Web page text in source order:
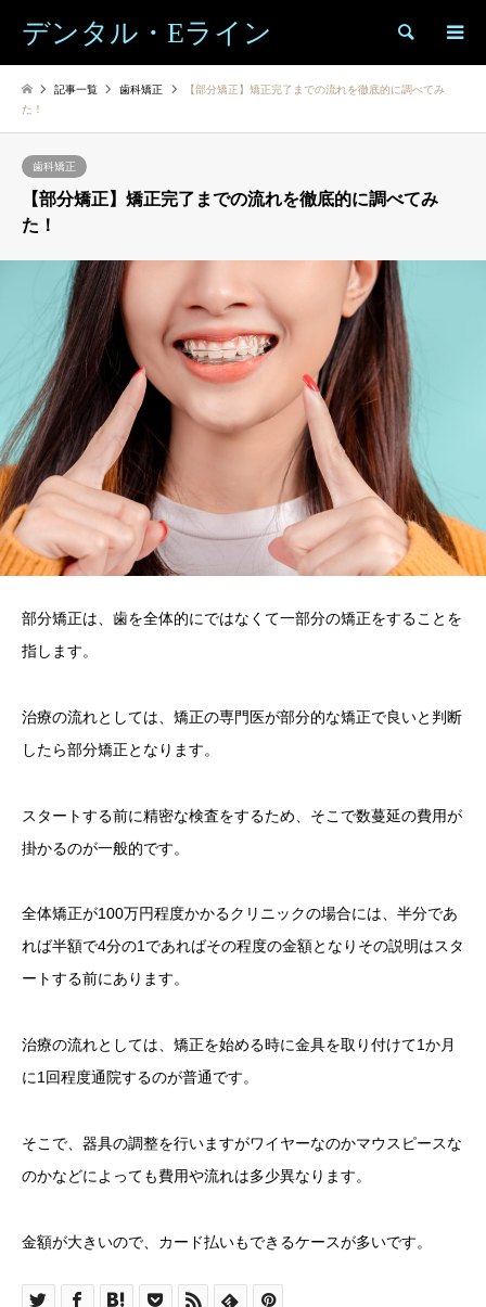
デンタル・Eライン 検索
記事一覧 歯科矯正
【部分矯正】矯正完了までの流れを徹底的に調べてみ
た！
歯科矯正
【部分矯正】矯正完了までの流れを徹底的に調べてみ
た！
部分矯正は、歯を全体的にではなくて一部分の矯正をすることを
指します。
治療の流れとしては、矯正の専門医が部分的な矯正で良いと判断
したら部分矯正となります。
スタートする前に精密な検査をするため、そこで数蔓延の費用が
掛かるのが一般的です。
全体矯正が100万円程度かかるクリニックの場合には、半分であ
れば半額で4分の1であればその程度の金額となりその説明はスタ
ートする前にあります。
治療の流れとしては、矯正を始める時に金具を取り付けて1か月
に1回程度通院するのが普通です。
そこで、器具の調整を行いますがワイヤーなのかマウスピースな
のかなどによっても費用や流れは多少異なります。
金額が大きいので、カード払いもできるケースが多いです。